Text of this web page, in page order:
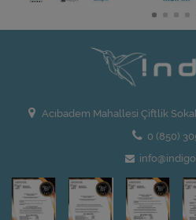
Acıbadem Mahallesi Çiftlik
0 (850)